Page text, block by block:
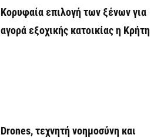
Κορυφαία επιλογή των ξένων για
αγορά εξοχικής κατοικίας η Κρήτη
Drones, τεχνητή νοημοσύνη και